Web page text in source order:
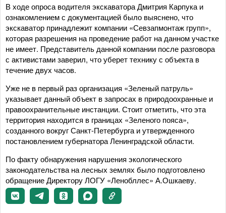
В ходе опроса водителя экскаватора Дмитрия Карпука и
ознакомлением с документацией было выяснено, что
экскаватор принадлежит компании «Севзапмонтаж групп»,
которая разрешения на проведение работ на данном участке
не имеет. Представитель данной компании после разговора
с активистами заверил, что уберет технику с объекта в
течение двух часов.
Уже не в первый раз организация «Зеленый патруль»
указывает данный объект в запросах в природоохранные и
правоохранительные инстанции. Стоит отметить, что эта
территория находится в границах «Зеленого пояса»,
созданного вокруг Санкт-Петербурга и утвержденного
постановлением губернатора Ленинградской области.
По факту обнаружения нарушения экологического
законодательства на лесных землях было подготовлено
обращение Директору ЛОГУ «Ленобллес» А.Ошкаеву.